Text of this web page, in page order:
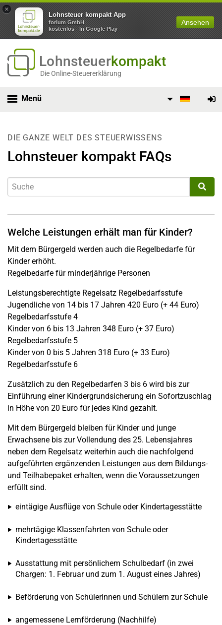
×
Lohnsteuer kompakt App
forium GmbH
kostenlos - In Google Play
Ansehen
Lohnsteuerkompakt
Die Online-Steuererklärung
Menü
DIE GANZE WELT DES STEUERWISSENS
Lohnsteuer kompakt FAQs
Welche Leistungen erhält man für Kinder?
Mit dem Bürgergeld werden auch die Regelbedarfe für
Kinder erhöht.
Regelbedarfe für minderjährige Personen
Leistungsberechtigte Regelsatz Regelbedarfsstufe
Jugendliche von 14 bis 17 Jahren 420 Euro (+ 44 Euro)
Regelbedarfsstufe 4
Kinder von 6 bis 13 Jahren 348 Euro (+ 37 Euro)
Regelbedarfsstufe 5
Kinder von 0 bis 5 Jahren 318 Euro (+ 33 Euro)
Regelbedarfsstufe 6
Zusätzlich zu den Regelbedarfen 3 bis 6 wird bis zur
Einführung einer Kindergrundsicherung ein Sofortzuschlag
in Höhe von 20 Euro für jedes Kind gezahlt.
Mit dem Bürgergeld bleiben für Kinder und junge
Erwachsene bis zur Vollendung des 25. Lebensjahres
neben dem Regelsatz weiterhin auch die nachfolgend
aufgeführten ergänzenden Leistungen aus dem Bildungs-
und Teilhabepaket erhalten, wenn die Voraussetzungen
erfüllt sind.
eintägige Ausflüge von Schule oder Kindertagesstätte
mehrtägige Klassenfahrten von Schule oder
Kindertagesstätte
Ausstattung mit persönlichem Schulbedarf (in zwei
Chargen: 1. Februar und zum 1. August eines Jahres)
Beförderung von Schülerinnen und Schülern zur Schule
angemessene Lernförderung (Nachhilfe)